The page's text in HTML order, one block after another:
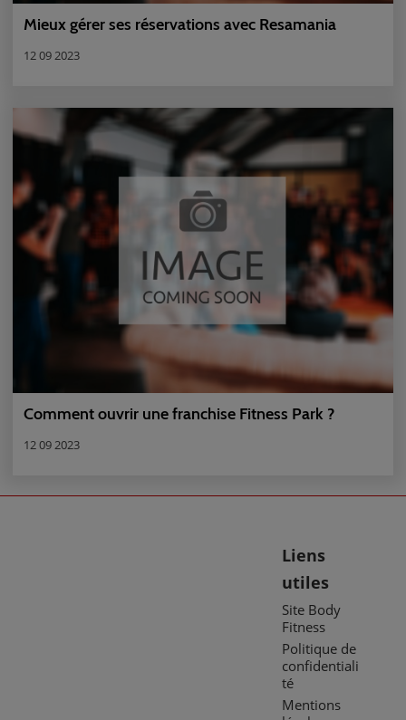
Mieux gérer ses réservations avec Resamania
12 09 2023
Comment ouvrir une franchise Fitness Park ?
12 09 2023
Liens
utiles
Site Body
Fitness
Politique de
confidentiali
té
Mentions